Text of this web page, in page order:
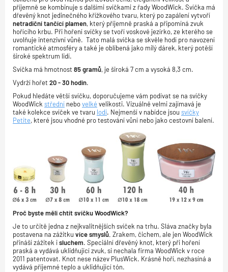
příjemně se kombinuje s dalšími svíčkami z řady WoodWick. Svíčka má
dřevěný knot jedinečného křížkového tvaru, který po zapálení vytvoří
netradiční tančící plamen, který příjemně praská a připomíná zvuk
hořícího krbu. Při hoření svíčky se tvoří voskové jezírko, ze kterého se
uvolňuje intenzivní vůně. Tato malá svíčka se skvěle hodí pro navození
romantické atmosféry a také je oblíbená jako milý dárek, který potěší
široké spektrum lidí.
Svíčka má hmotnost 85 gramů, je široká 7 cm a vysoká 8,3 cm.
Vydrží hořet 20 - 30 hodin.
Pokud hledáte větší svíčku, doporučujeme vám podívat se na svíčky
WoodWick střední nebovelké velikosti. Vizuálně velmi zajímavá je
také kolekce svíček ve tvaru lodi. Nejmenší v nabídce jsou svíčky
Petite, které jsou vhodné pro testování vůní nebo jako cestovní balení.
Proč byste měli chtít svíčku WoodWick?
Je to určitě jedna z nejkvalitnějších svíček na trhu. Sláva značky byla
postavena na zážitku více smyslů. Zrakem, čichem, ale jen WoodWick
přináší zážitek isluchem. Speciální dřevěný knot, který při hoření
praská a vydává uklidňující zvuk, si nechala firma WoodWick v roce
2011 patentovat. Knot nese název PlusWick. Krásně hoří, nezhasíná a
vydává příjemné teplo a uklidňující tón.